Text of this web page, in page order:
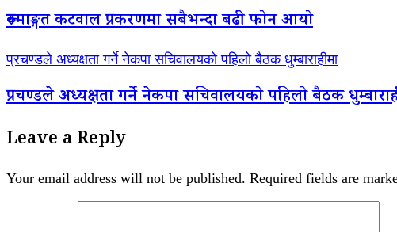
रुक्माङ्गत कटवाल प्रकरणमा सबैभन्दा बढी फोन आयो
प्रचण्डले अध्यक्षता गर्ने नेकपा सचिवालयको पहिलो बैठक धुम्बाराहीमा
प्रचण्डले अध्यक्षता गर्ने नेकपा सचिवालयको पहिलो बैठक
Leave a Reply
Your email address will not be published. Required fields are